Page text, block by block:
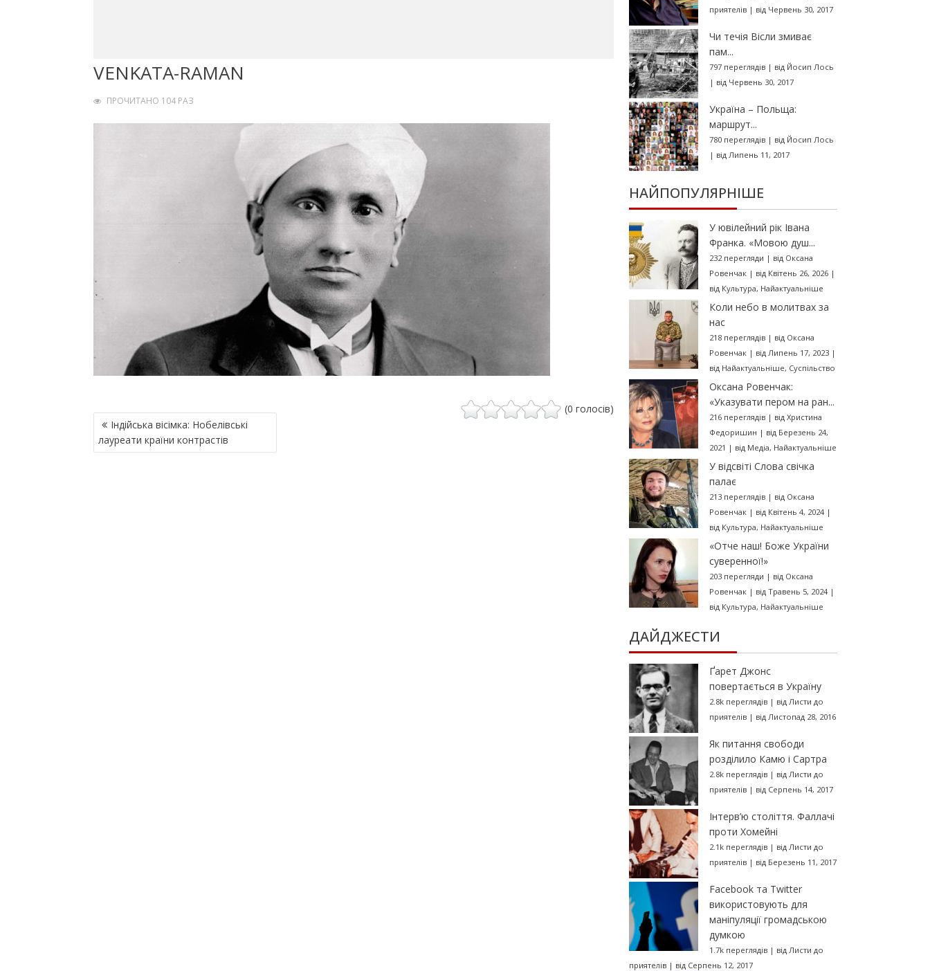
VENKATA-RAMAN
ПРОЧИТАНО 104 РАЗ
(0 голосів)
Н
А
В
Індійська вісімка: Нобелівські
лауреати країни контрастів
приятелів| від Червень 30, 2017
Чи течія Вісли змиває
пам...
797 переглядів| від Йосип Лось
| від Червень 30, 2017
Україна – Польща:
маршрут...
780 переглядів| від Йосип Лось
| від Липень 11, 2017
НАЙПОПУЛЯРНІШЕ
У ювілейний рік Івана
Франка. «Мовою душ...
232 перегляди | від Оксана
Ровенчак| від Квітень 26, 2026|
від Культура, Найактуальніше
Коли небо в молитвах за
нас
218 переглядів| від Оксана
Ровенчак| від Липень 17, 2023|
від Найактуальніше, Суспільство
Оксана Ровенчак:
«Указувати пером на ран...
216 переглядів| від Христина
Федоришин | від Березень 24,
2021 | від Медіа, Найактуальніше
У відсвіті Слова свічка
палає
213 переглядів| від Оксана
Ровенчак| від Квітень 4, 2024|
від Культура, Найактуальніше
«Отче наш! Боже України
суверенної!»
203 перегляди | від Оксана
Ровенчак| від Травень 5, 2024|
від Культура, Найактуальніше
ДАЙДЖЕСТИ
Ґарет Джонс
повертається в Україну
2.8k переглядів| від Листи до
приятелів| від Листопад 28, 2016
Як питання свободи
розділило Камю і Сартра
2.8k переглядів| від Листи до
приятелів| від Серпень 14, 2017
Інтерв’ю століття. Фаллачі
проти Хомейні
2.1k переглядів| від Листи до
приятелів| від Березень 11, 2017
Facebook та Twitter
використовують для
маніпуляції громадською
думкою
1.7k переглядів| від Листи до
приятелів| від Серпень 12, 2017